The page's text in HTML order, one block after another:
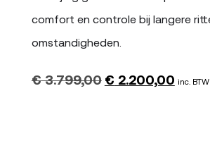
comfort en controle bij langere
omstandigheden.
€3.799,00 Oorspronkelijke
€ 2.200,00Huidige
inc. BTW